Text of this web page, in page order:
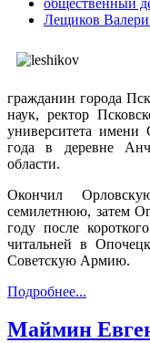
Лещиков
гражданин города
наук, ректор
университета
года в деревне
области.
Окончил
семилетнюю, затем
году после
читальней в
Советскую Армию.
Подробнее...
Маймин